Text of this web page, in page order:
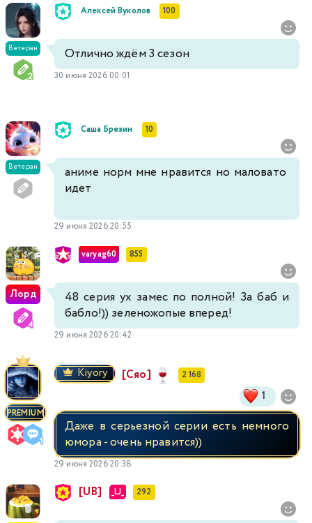
Ветеран
Алексей Вуколов 100
Отлично ждём 3 сезон
30 июня 2026 00:01
Ветеран
Саша Брезин 10
аниме норм мне нравится но маловато
идет
29 июня 2026 20:55
Лорд
varyag60 855
48 серия ух замес по полной! За баб и
бабло!)) зеленожопые вперед!
29 июня 2026 20:42
PREMIUM
Kiyory [Сяо] 2 168
1
Даже в серьезной серии есть немного
юмора - очень нравится))
29 июня 2026 20:38
[UB] _LJ_ 292